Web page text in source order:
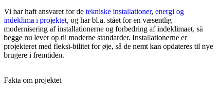
Vi har haft ansvaret for de tekniske installationer, energi og
indeklima i projektet, og har bl.a. stået for en væsentlig
modernisering af installationerne og forbedring af indeklimaet, så
begge nu lever op til moderne standarder. Installationerne er
projekteret med fleksi-bilitet for øje, så de nemt kan opdateres til nye
brugere i fremtiden.
Fakta om projektet